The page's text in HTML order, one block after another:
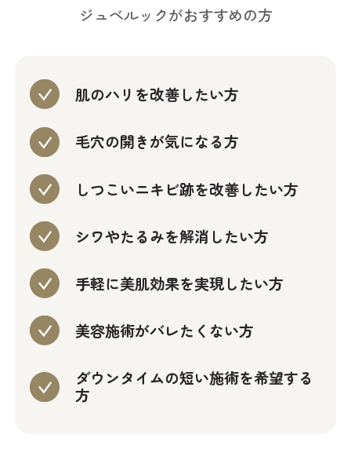
ジュベルックがおすすめの方
肌のハリを改善したい方
毛穴の開きが気になる方
しつこいニキビ跡を改善したい方
シワやたるみを解消したい方
手軽に美肌効果を実現したい方
美容施術がバレたくない方
ダウンタイムの短い施術を希望する
方